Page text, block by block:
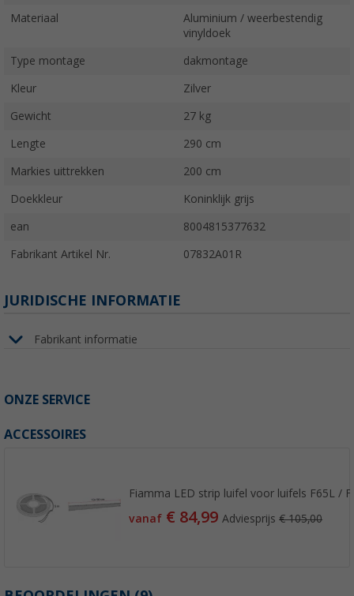
Materiaal
Aluminium / weerbestendig
vinyldoek
Type montage dakmontage
Kleur Zilver
Gewicht 27 kg
Lengte 290 cm
Markies uittrekken 200 cm
Doekkleur Koninklijk grijs
ean 8004815377632
Fabrikant Artikel Nr. 07832A01R
JURIDISCHE INFORMATIE
Fabrikant informatie
ONZE SERVICE
ACCESSOIRES
Fiamma LED strip luifel voor luifels F65L /
vanaf € 84,99Adviesprijs€ 105,00